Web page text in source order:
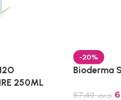
250ML
-20%
Bioderma
د.ت87.49